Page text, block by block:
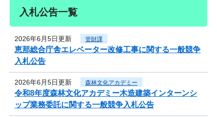
入札公告一覧
2026年6月5日更新 管財課
恵那総合庁舎エレベーター改修工事に関する一般競争
入札公告
2026年6月5日更新 森林文化アカデミー
令和8年度森林文化アカデミー木造建築インターンシ
ップ業務委託に関する一般競争入札公告